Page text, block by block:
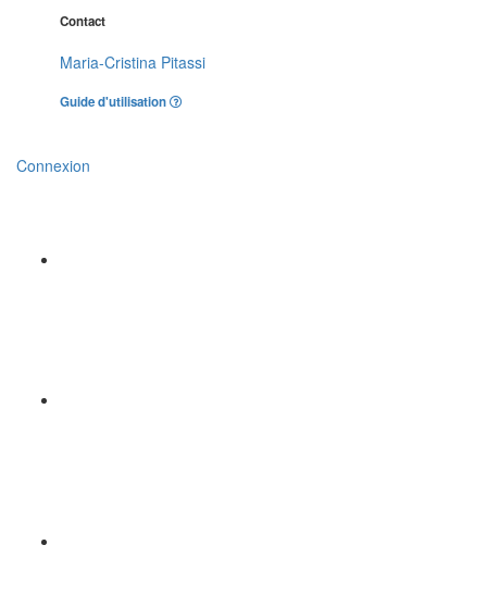
Contact
Maria-Cristina Pitassi
Guide d'utilisation
Connexion